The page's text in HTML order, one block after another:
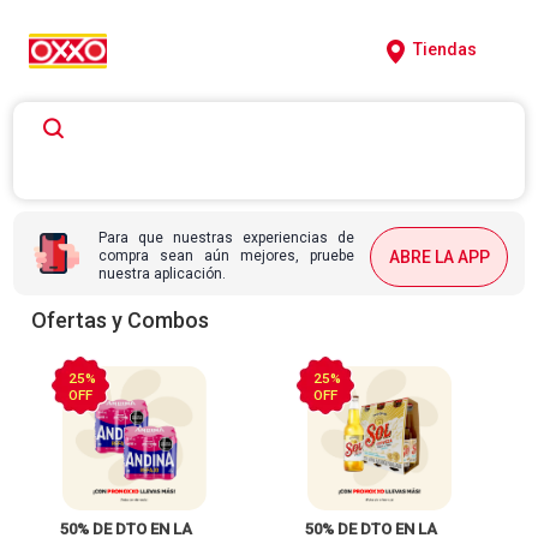
Tiendas
Para que nuestras experiencias de
compra sean aún mejores, pruebe
nuestra aplicación.
ABRE LA APP
Ofertas y Combos
25%
OFF
50% DE DTO EN LA
25%
OFF
50% DE DTO EN LA